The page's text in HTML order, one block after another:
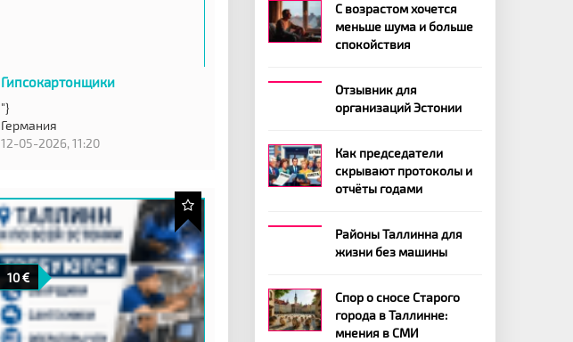
Гипсокартонщики
"}
Германия
12-05-2026, 11:20
10
С возрастом хочется
меньше шума и больше
спокойствия
Отзывник для
организаций Эстонии
Как председатели
скрывают протоколы и
отчёты годами
Районы Таллинна для
жизни без машины
Спор о сносе Старого
города в Таллинне:
мнения в СМИ